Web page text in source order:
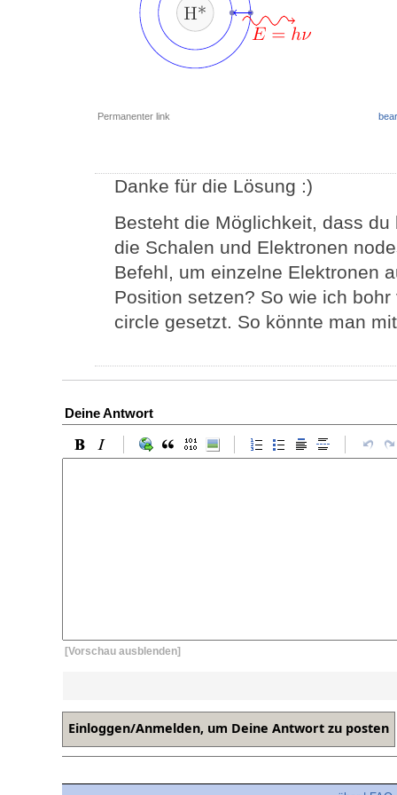
Permanenter link
Danke für die Lösung :)
Besteht die Möglichkeit, dass
die Schalen und Elektronen
Befehl, um einzelne Elektronen
Position setzen? So wie ich
circle gesetzt. So könnte man
Deine Antwort
[Vorschau ausblenden]